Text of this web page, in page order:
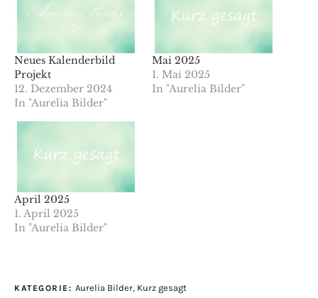
Neues Kalenderbild
Projekt
12. Dezember 2024
In "Aurelia Bilder"
Mai 2025
1. Mai 2025
In "Aurelia Bilder"
April 2025
1. April 2025
In "Aurelia Bilder"
KATEGORIE: Aurelia Bilder, Kurz gesagt